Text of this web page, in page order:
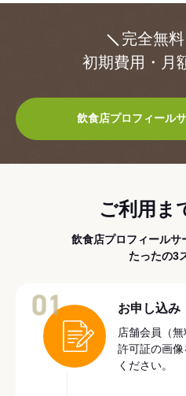
完全無料
初期費用・月
飲食店プロフィール
ご利用ま
飲食店プロフィールサ
たったの3
お申し込み
店舗会員（
許可証の画
ください。